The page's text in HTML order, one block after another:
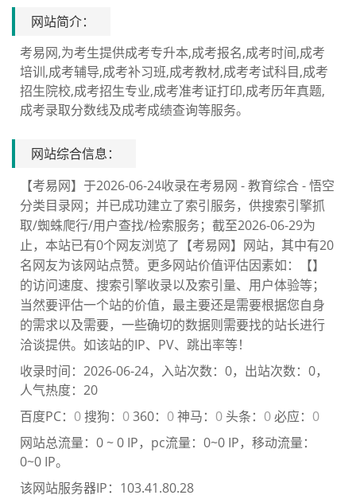
网站简介：
考易网,为考生提供成考专升本,成考报名,成考时间,成考
培训,成考辅导,成考补习班,成考教材,成考考试科目,成考
招生院校,成考招生专业,成考准考证打印,成考历年真题,
成考录取分数线及成考成绩查询等服务。
网站综合信息：
【考易网】于2026-06-24收录在考易网 - 教育综合 - 悟空
分类目录网；并已成功建立了索引服务，供搜索引擎抓
取/蜘蛛爬行/用户查找/检索服务；截至2026-06-29为
止，本站已有0个网友浏览了【考易网】网站，其中有20
名网友为该网站点赞。更多网站价值评估因素如：【】
的访问速度、搜索引擎收录以及索引量、用户体验等；
当然要评估一个站的价值，最主要还是需要根据您自身
的需求以及需要，一些确切的数据则需要找的站长进行
洽谈提供。如该站的IP、PV、跳出率等！
收录时间：2026-06-24，入站次数：0，出站次数：0，
人气热度：20
百度PC： 0搜狗： 0360： 0神马： 0 头条： 0必应： 0
网站总流量： 0 ~ 0 IP，pc流量： 0~0 IP，移动流量：
0~0 IP。
该网站服务器IP：103.41.80.28